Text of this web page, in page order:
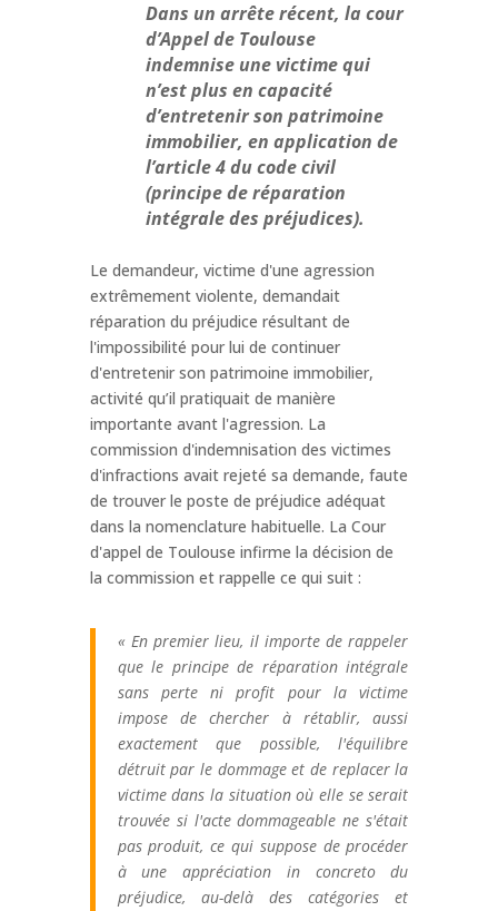
Dans un arrête récent, la cour
d’Appel de Toulouse
indemnise une victime qui
n’est plus en capacité
d’entretenir son patrimoine
immobilier, en application de
l’article 4 du code civil
(principe de réparation
intégrale des préjudices).
Le demandeur, victime d'une agression
extrêmement violente, demandait
réparation du préjudice résultant de
l'impossibilité pour lui de continuer
d'entretenir son patrimoine immobilier,
activité qu’il pratiquait de manière
importante avant l'agression. La
commission d'indemnisation des victimes
d'infractions avait rejeté sa demande, faute
de trouver le poste de préjudice adéquat
dans la nomenclature habituelle. La Cour
d'appel de Toulouse infirme la décision de
la commission et rappelle ce qui suit :
« En premier lieu, il importe de rappeler
que le principe de réparation intégrale
sans perte ni profit pour la victime
impose de chercher à rétablir, aussi
exactement que possible, l'équilibre
détruit par le dommage et de replacer la
victime dans la situation où elle se serait
trouvée si l'acte dommageable ne s'était
pas produit, ce qui suppose de procéder
à une appréciation in concreto du
préjudice, au-delà des catégories et